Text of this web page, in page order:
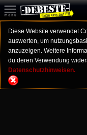
Diese Website verwendet
auswerten, um
anzuzeigen. Weitere
du deren Verwendung
Datenschutzhinweisen.